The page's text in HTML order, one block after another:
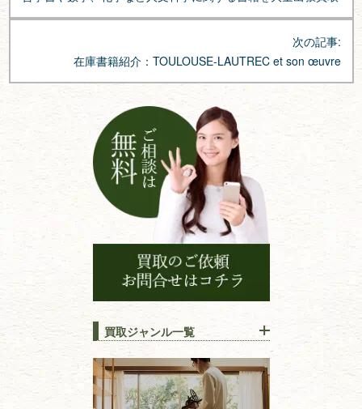
ナ
ビ
シ
次の記事:
在庫書籍紹介：TOULOUSE-LAUTREC et son œuvre
買取ジャンル一覧
江戸時代の書物
唐本・漢籍・
中国書物・朝鮮本